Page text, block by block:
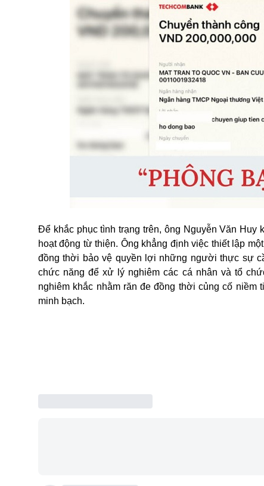
Để khắc phục tình trạng trên, ông Nguyễn Văn
hoạt động từ thiện. Ông khẳng định việc thiết lập
đồng thời bảo vệ quyền lợi những người thực sự
chức năng để xử lý nghiêm các cá nhân và tổ
nghiêm khắc nhằm răn đe đồng thời củng cố
minh bạch.